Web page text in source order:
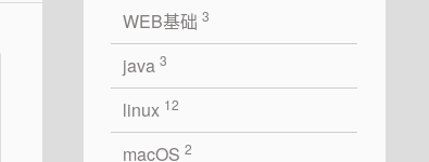
WEB基础 3
java 3
linux 12
macOS 2